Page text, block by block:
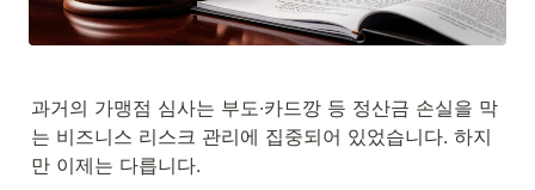
과거의 가맹점 심사는 부도·카드깡 등 정산금 손실을 막
는 비즈니스 리스크 관리에 집중되어 있었습니다. 하지
만 이제는 다릅니다.